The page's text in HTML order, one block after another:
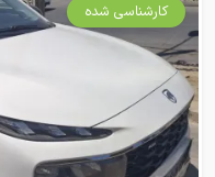
کارشناسی شده